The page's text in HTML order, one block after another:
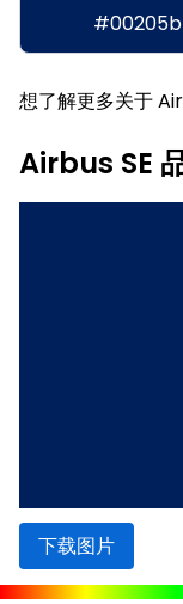
#00205b
想了解更多关于
Airbus SE
下载图片